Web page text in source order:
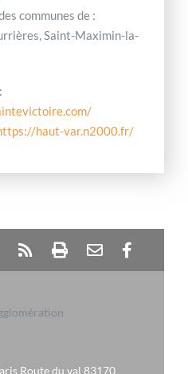
communes de :
Saint-Maximin-la-
haut-var.n2000.fr/
Route du val 83170